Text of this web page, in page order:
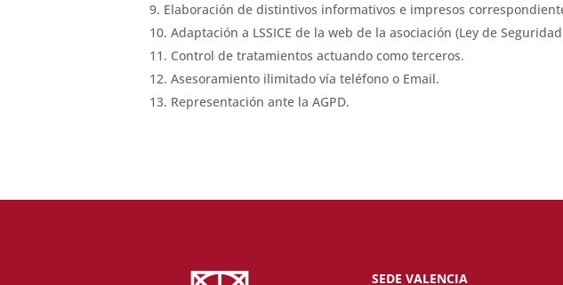
Elaboración de distintivos informativos e impresos
Adaptación a LSSICE de la web de la asociación (Ley de
Control de tratamientos actuando como terceros.
Asesoramiento ilimitado vía teléfono o Email.
Representación ante la AGPD.
SEDE VALENCIA